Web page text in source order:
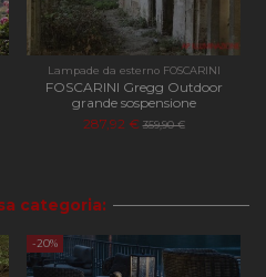
Lampade da esterno FOSCARINI
FOSCARINI Gregg Outdoor
grande sospensione
287,92 € 359,90 €
categoria:
-20%
PHP.net
apilluminazione.com
Sessione